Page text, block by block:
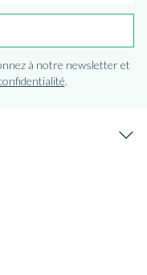
à notre newsletter et
.